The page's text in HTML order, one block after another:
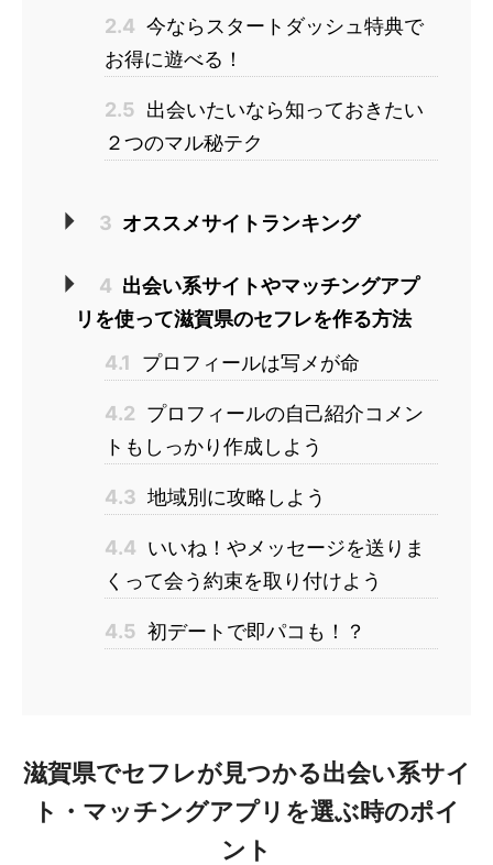
2.4 今ならスタートダッシュ特典で
お得に遊べる！
2.5 出会いたいなら知っておきたい
２つのマル秘テク
3 オススメサイトランキング
4 出会い系サイトやマッチングアプ
リを使って滋賀県のセフレを作る方法
4.1
プロフィールは写メが命
4.2 プロフィールの自己紹介コメン
トもしっかり作成しよう
4.3 地域別に攻略しよう
4.4 いいね！やメッセージを送りま
くって会う約束を取り付けよう
4.5 初デートで即パコも！？
滋賀県でセフレが見つかる出会い系サイ
ト・マッチングアプリを選ぶ時のポイ
ント